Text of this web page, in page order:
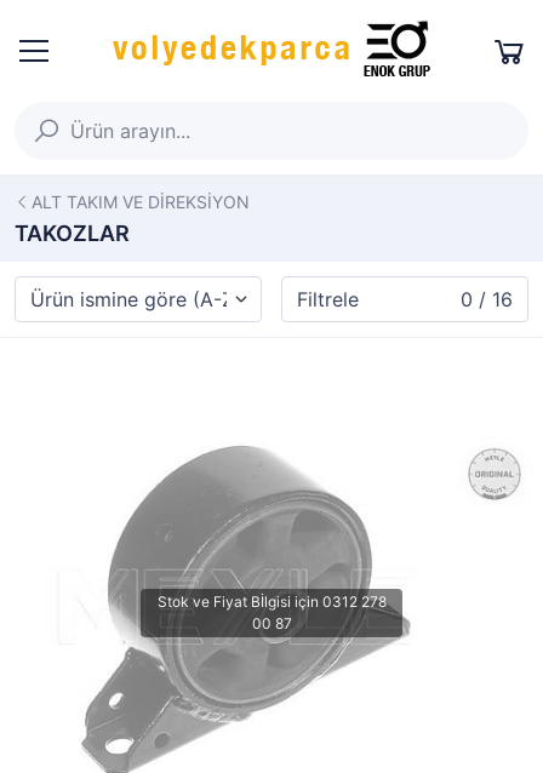
ALT TAKIM VE DİREKSİYON
TAKOZLAR
Filtrele 0 / 16